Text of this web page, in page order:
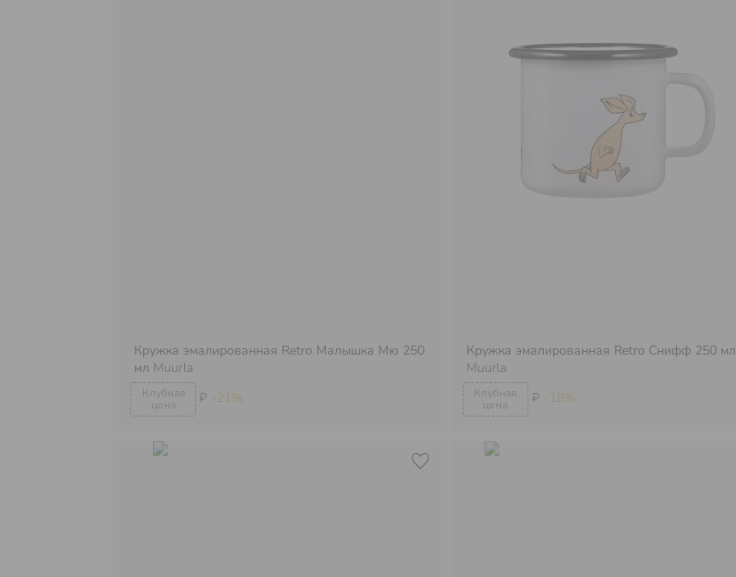
₽ -21%
Кружка эмалированная Retro Малышка Мю 250
мл Muurla
₽ -18%
Кружка эмалированная Retro Снифф 250 мл
Muurla